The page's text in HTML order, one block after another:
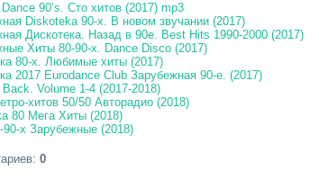
90’s. Сто хитов (2017) mp3
Diskoteka 90-х. В новом звучании (2017)
Дискотека. Назад в 90е. Best Hits 1990-2000 (2017)
Хиты 80-90-х. Dance Disco (2017)
80-х. Любимые хиты (2017)
2017 Eurodance Club Зарубежная 90-е. (2017)
Volume 1-4 (2017-2018)
хитов 50/50 Авторадио (2018)
80 Мега Хиты (2018)
х Зарубежные (2018)
: 0